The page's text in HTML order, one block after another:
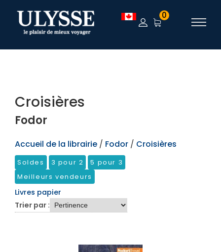
TEST 0
Croisières
Fodor
Accueil de la librairie / Fodor / Croisières
Soldes 3 pour 2
5 pour 3
Meilleurs vendeurs
Livres papier
Trier par :